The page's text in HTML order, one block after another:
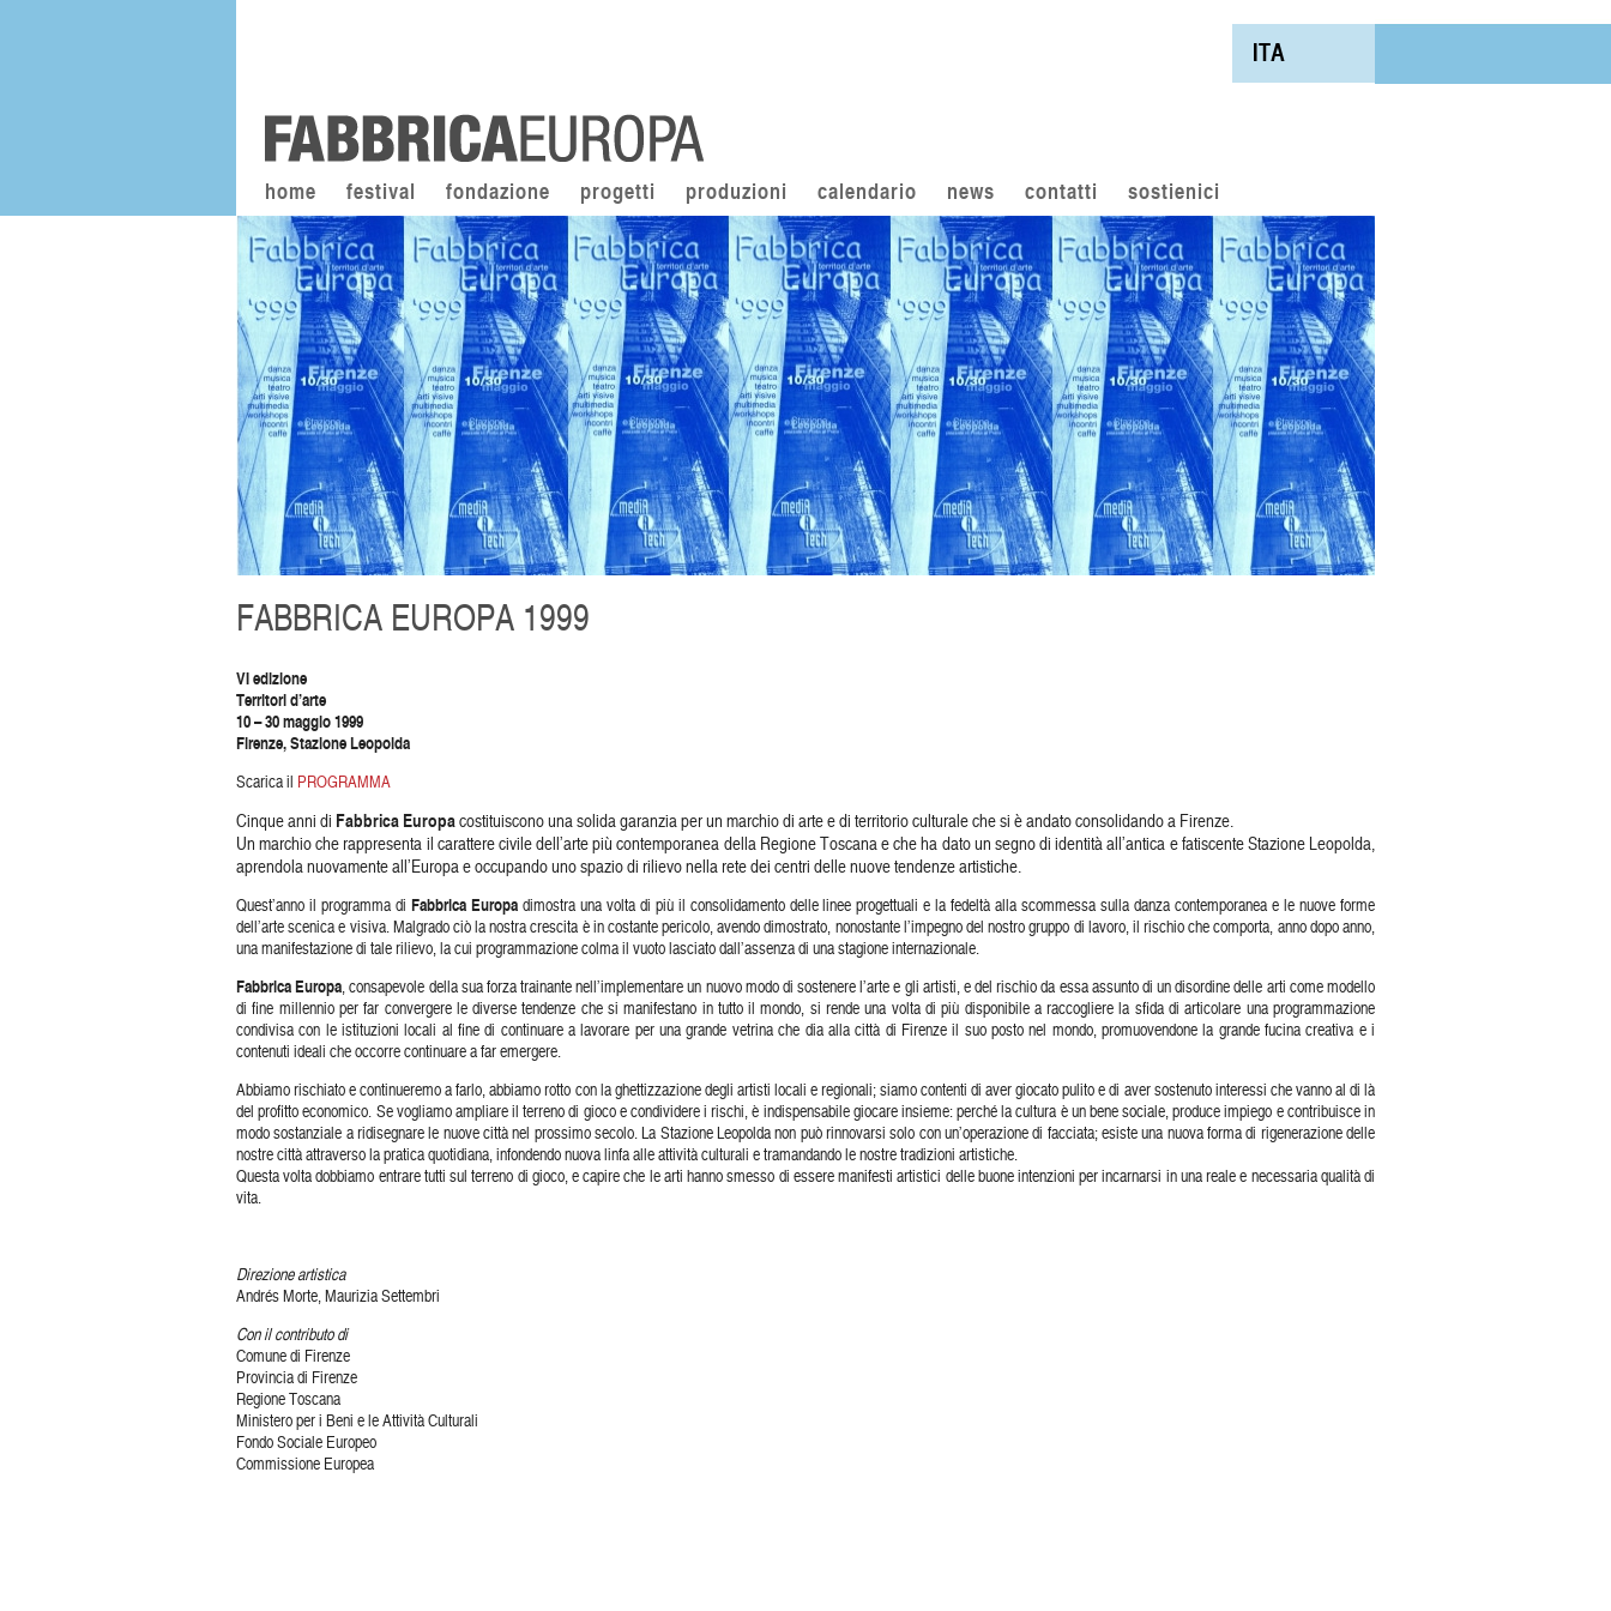
ITA
home festival fondazione progetti produzioni calendario news contatti sostienici
FABBRICA EUROPA 1999
VI edizione
Territori d’arte
10 – 30 maggio 1999
Firenze, Stazione Leopolda
Scarica il PROGRAMMA
Cinque anni di Fabbrica Europacostituiscono una solida garanzia per un marchio di arte e di territorio culturale che si è andato consolidando a Firenze.
Un marchio che rappresenta il carattere civile dell’arte più contemporanea della Regione Toscana e che ha dato un segno di identità all’antica e fatiscente Stazione Leopolda,
aprendola nuovamente all’Europa e occupando uno spazio di rilievo nella rete dei centri delle nuove tendenze artistiche.
Quest’anno il programma di Fabbrica Europadimostra una volta di più il consolidamento delle linee progettuali e la fedeltà alla scommessa sulla danza contemporanea e le nuove forme
dell’arte scenica e visiva. Malgrado ciò la nostra crescita è in costante pericolo, avendo dimostrato, nonostante l’impegno del nostro gruppo di lavoro, il rischio che comporta, anno dopo anno,
una manifestazione di tale rilievo, la cui programmazione colma il vuoto lasciato dall’assenza di una stagione internazionale.
Fabbrica Europa , consapevole della sua forza trainante nell’implementare un nuovo modo di sostenere l’arte e gli artisti, e del rischio da essa assunto di un disordine delle arti come modello
di fine millennio per far convergere le diverse tendenze che si manifestano in tutto il mondo, si rende una volta di più disponibile a raccogliere la sfida di articolare una programmazione
condivisa con le istituzioni locali al fine di continuare a lavorare per una grande vetrina che dia alla città di Firenze il suo posto nel mondo, promuovendone la grande fucina creativa e i
contenuti ideali che occorre continuare a far emergere.
Abbiamo rischiato e continueremo a farlo, abbiamo rotto con la ghettizzazione degli artisti locali e regionali; siamo contenti di aver giocato pulito e di aver sostenuto interessi che vanno al di là
del profitto economico. Se vogliamo ampliare il terreno di gioco e condividere i rischi, è indispensabile giocare insieme: perché la cultura è un bene sociale, produce impiego e contribuisce in
modo sostanziale a ridisegnare le nuove città nel prossimo secolo. La Stazione Leopolda non può rinnovarsi solo con un’operazione di facciata; esiste una nuova forma di rigenerazione delle
nostre città attraverso la pratica quotidiana, infondendo nuova linfa alle attività culturali e tramandando le nostre tradizioni artistiche.
Questa volta dobbiamo entrare tutti sul terreno di gioco, e capire che le arti hanno smesso di essere manifesti artistici delle buone intenzioni per incarnarsi in una reale e necessaria qualità di
vita.
Direzione artistica
Andrés Morte, Maurizia Settembri
Con il contributo di
Comune di Firenze
Provincia di Firenze
Regione Toscana
Ministero per i Beni e le Attività Culturali
Fondo Sociale Europeo
Commissione Europea